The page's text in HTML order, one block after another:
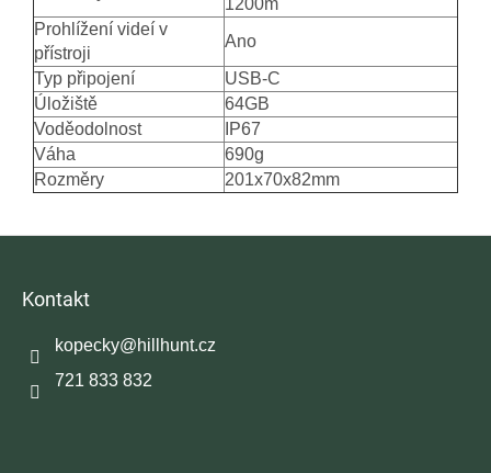
1200m
Prohlížení videí v
přístroji
Ano
Typ připojení
USB-C
Úložiště
64GB
Voděodolnost
IP67
Váha
690g
Rozměry
201x70x82mm
Kontakt
kopecky@hillhunt.cz
721 833 832